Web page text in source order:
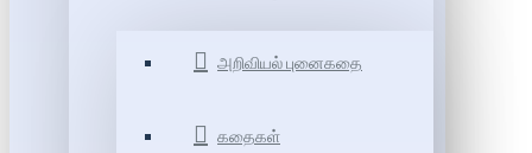
அறிவியல் புனைகதை
கதைகள்